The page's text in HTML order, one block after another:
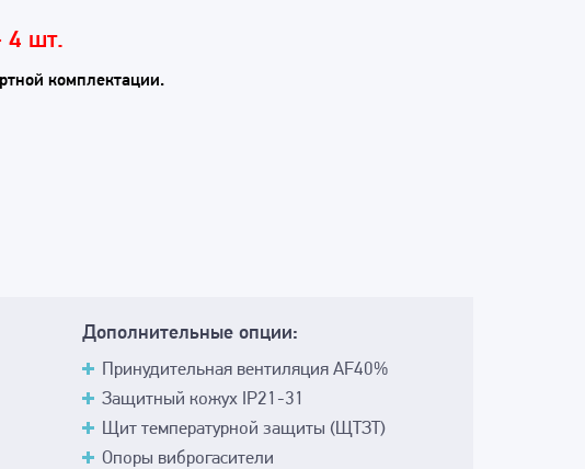
4 шт.
комплектации.
Дополнительные опции:
Принудительная вентиляция AF40%
Защитный кожух IP21-31
Щит температурной защиты (ЩТЗТ)
Опоры виброгасители